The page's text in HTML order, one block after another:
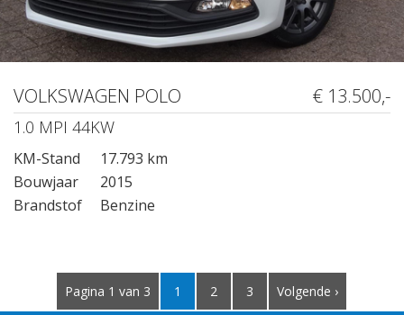
VOLKSWAGEN POLO € 13.500,-
1.0 MPI 44KW
KM-Stand
17.793 km
Bouwjaar
2015
Brandstof
Benzine
Pagina 1 van 3 1 2 3 Volgende ›